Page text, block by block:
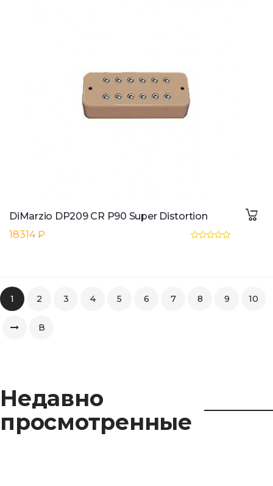
DiMarzio DP209 CR P90 Super Distortion
18314 ₽
1 2 3 4 5 6 7 8 9 10
В
Недавно
просмотренные